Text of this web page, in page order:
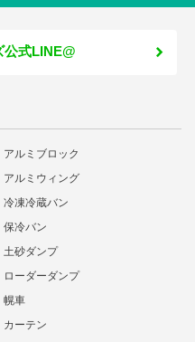
公式LINE@
アルミブロック
アルミウィング
冷凍冷蔵バン
保冷バン
土砂ダンプ
ローダーダンプ
幌車
カーテン